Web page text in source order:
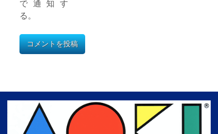
で通知す
る。